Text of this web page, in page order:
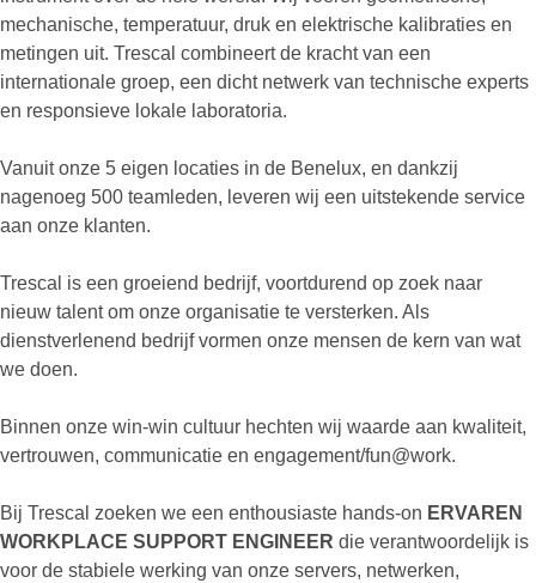
mechanische, temperatuur, druk en elektrische kalibraties en
metingen uit. Trescal combineert de kracht van een
internationale groep, een dicht netwerk van technische experts
en responsieve lokale laboratoria.
Vanuit onze 5 eigen locaties in de Benelux, en dankzij
nagenoeg 500 teamleden, leveren wij een uitstekende service
aan onze klanten.
Trescal is een groeiend bedrijf, voortdurend op zoek naar
nieuw talent om onze organisatie te versterken. Als
dienstverlenend bedrijf vormen onze mensen de kern van wat
we doen.
Binnen onze win-win cultuur hechten wij waarde aan kwaliteit,
vertrouwen, communicatie en engagement/fun@work.
Bij Trescal zoeken we een enthousiaste hands-on ERVAREN
WORKPLACE SUPPORT ENGINEER die verantwoordelijk is
voor de stabiele werking van onze servers, netwerken,